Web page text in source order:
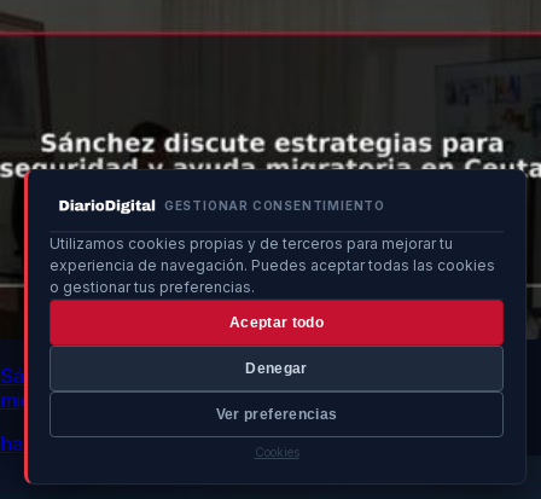
GESTIONAR CONSENTIMIENTO
Utilizamos cookies propias y de terceros para mejorar tu
experiencia de navegación. Puedes aceptar todas las cookies
o gestionar tus preferencias.
Aceptar todo
Denegar
Ver preferencias
Cookies
Sánchez discute estrategias para seguridad y ayuda
migratoria en Ceuta
hace 10h